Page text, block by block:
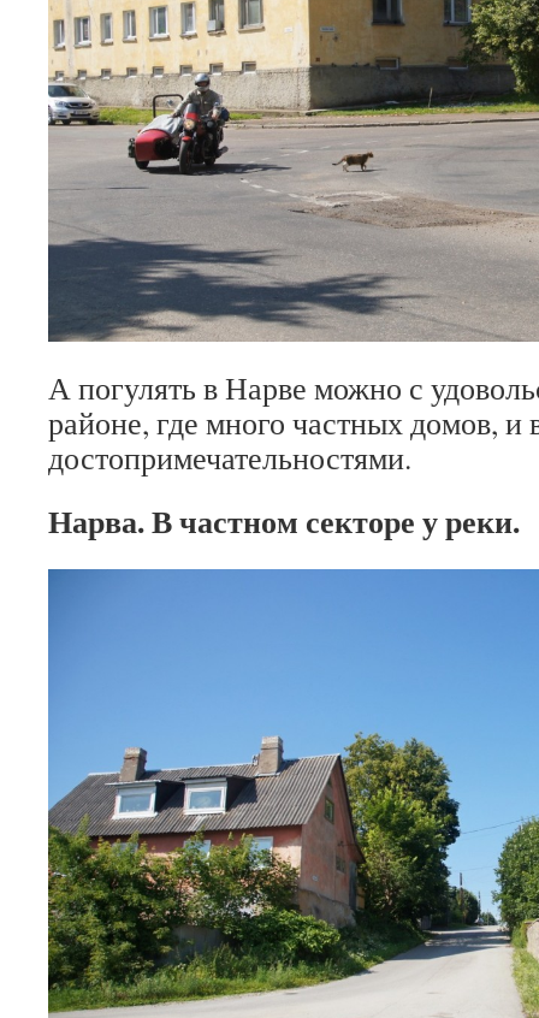
А погулять в Нарве можно с
районе, где много частных домов, и
достопримечательностями.
Нарва. В частном секторе у реки.